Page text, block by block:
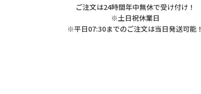
ご注文は24時間年中無休で受け付け！
※土日祝休業日
※平日07:30までのご注文は当日発送可能！